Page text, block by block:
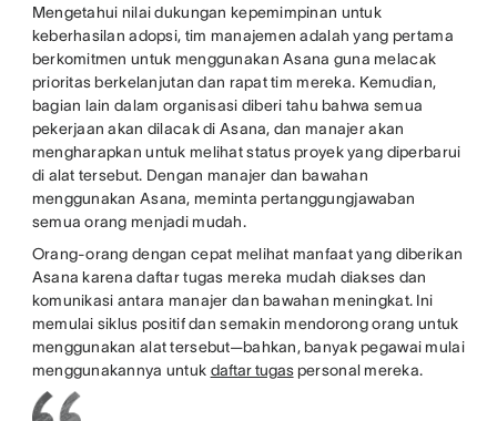
Mengetahui nilai dukungan kepemimpinan untuk
keberhasilan adopsi, tim manajemen adalah yang pertama
berkomitmen untuk menggunakan Asana guna melacak
prioritas berkelanjutan dan rapat tim mereka. Kemudian,
bagian lain dalam organisasi diberi tahu bahwa semua
pekerjaan akan dilacak di Asana, dan manajer akan
mengharapkan untuk melihat status proyek yang diperbarui
di alat tersebut. Dengan manajer dan bawahan
menggunakan Asana, meminta pertanggungjawaban
semua orang menjadi mudah.
Orang-orang dengan cepat melihat manfaat yang diberikan
Asana karena daftar tugas mereka mudah diakses dan
komunikasi antara manajer dan bawahan meningkat. Ini
memulai siklus positif dan semakin mendorong orang untuk
menggunakan alat tersebut—bahkan, banyak pegawai mulai
menggunakannya untuk daftar tugaspersonal mereka.